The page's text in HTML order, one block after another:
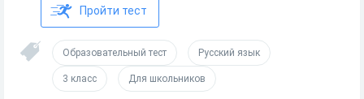
Пройти тест
Образовательный тест Русский язык
3 класс Для школьников